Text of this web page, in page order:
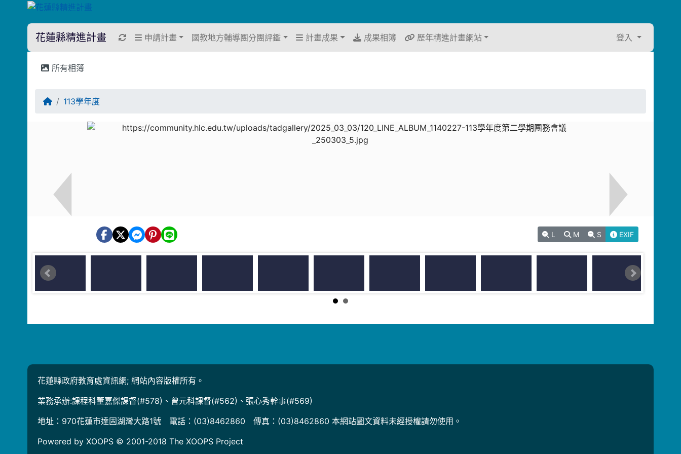
花蓮縣精進計畫 重新取得佈景設定
申請計畫 國教地方輔導團分團評鑑 計畫成果 成果相簿 歷年精進計畫網站 登入
所有相簿
回首頁113學年度
L M S EXIF
花蓮縣政府教育處資訊網; 網站內容版權所有。
業務承辦:課程科董嘉傑課督(#578)、曾元科課督(#562)、張心秀幹事(#569)
地址：970花蓮市達固湖灣大路1號 電話：(03)8462860 傳真：(03)8462860 本網站圖文資料未經授權請勿使用。
Powered by XOOPS © 2001-2018 The XOOPS Project